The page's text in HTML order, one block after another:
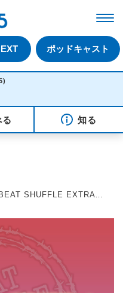
ポッドキャスト
知る
BEAT SHUFFLE EXTRA 2021.06.11 D'ERLANGER / Jin-Machine